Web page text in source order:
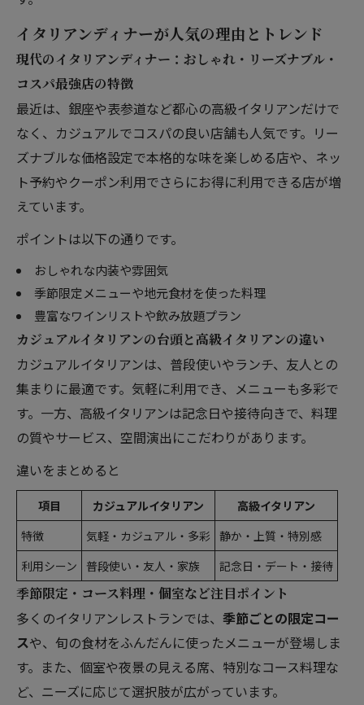
イタリアンディナーが人気の理由とトレンド
現代のイタリアンディナー：おしゃれ・リーズナブル・
コスパ最強店の特徴
最近は、銀座や表参道など都心の高級イタリアンだけで
なく、カジュアルでコスパの良い店舗も人気です。リー
ズナブルな価格設定で本格的な味を楽しめる店や、ネッ
ト予約やクーポン利用でさらにお得に利用できる店が増
えています。
ポイントは以下の通りです。
おしゃれな内装や雰囲気
季節限定メニューや地元食材を使った料理
豊富なワインリストや飲み放題プラン
カジュアルイタリアンの台頭と高級イタリアンの違い
カジュアルイタリアンは、普段使いやランチ、友人との
集まりに最適です。気軽に利用でき、メニューも多彩で
す。一方、高級イタリアンは記念日や接待向きで、料理
の質やサービス、空間演出にこだわりがあります。
違いをまとめると
項目 カジュアルイタリアン
高級イタリアン
特徴
気軽・カジュアル・多彩 静か・上質・特別感
利用シーン
普段使い・友人・家族 記念日・デート・接待
季節限定・コース料理・個室など注目ポイント
多くのイタリアンレストランでは、 季節ごとの限定コー
スや、旬の食材をふんだんに使ったメニューが登場しま
す。また、個室や夜景の見える席、特別なコース料理な
ど、ニーズに応じて選択肢が広がっています。